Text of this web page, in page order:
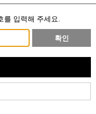
입력해 주세요.
확인